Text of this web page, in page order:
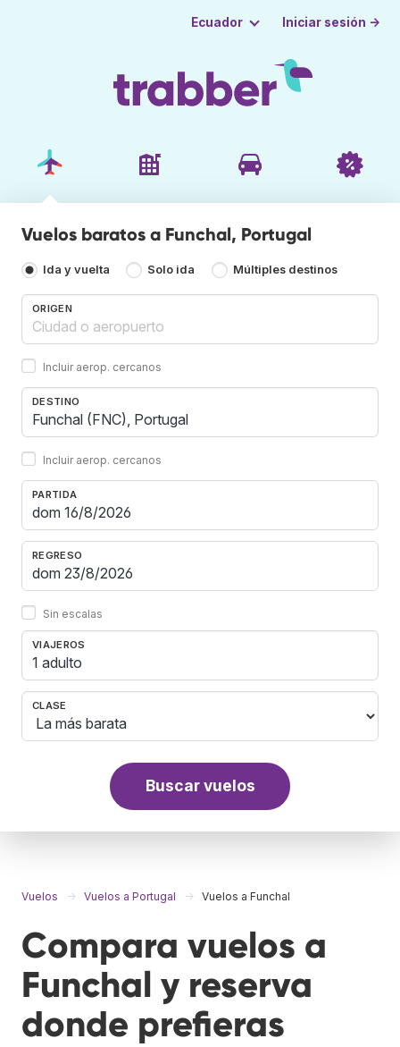
Ecuador Iniciar sesión →
Vuelos baratos a Funchal, Portugal
Ida y vuelta Solo ida Múltiples destinos
ORIGEN
Incluir aerop. cercanos
DESTINO
Incluir aerop. cercanos
PARTIDA
REGRESO
Sin escalas
VIAJEROS
1 adulto
CLASE
Buscar vuelos
Vuelos Vuelos a Portugal Vuelos a Funchal
Compara vuelos a
Funchal y reserva
donde prefieras